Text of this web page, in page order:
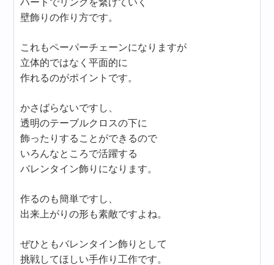
壁飾りの作り方です。
これもペーパーチェーンになりますが
立体的ではなく平面的に
作れるのがポイントです。
かさばらないですし、
透明のテーブルクロスの下に
飾ったりすることができるので
いろんなところで活躍する
バレンタイン飾りになります。
作るのも簡単ですし、
出来上がりの形も素敵ですよね。
ぜひともバレンタイン飾りとして
挑戦してほしい手作り工作です。